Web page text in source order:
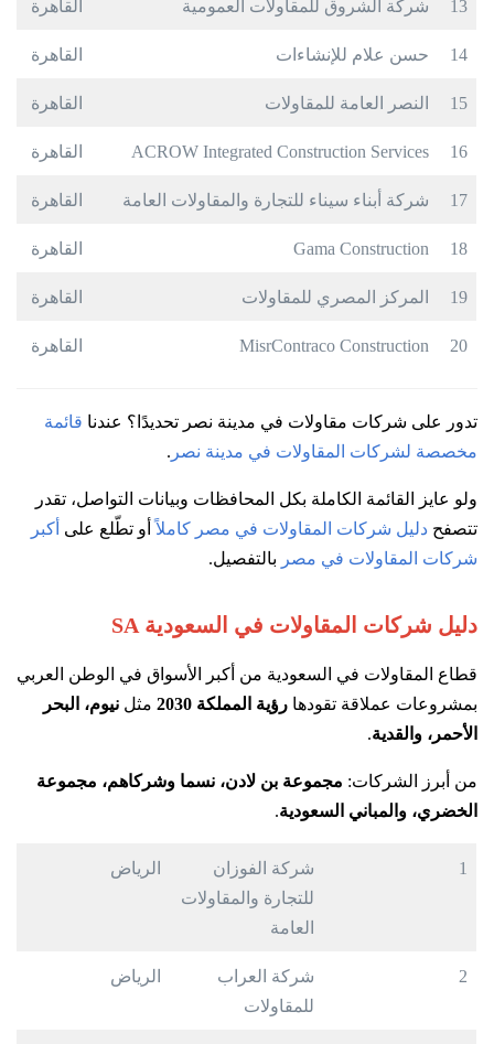
13 شركة الشروق للمقاولات العمومية القاهرة
14 حسن علام للإنشاءات القاهرة
15 النصر العامة للمقاولات القاهرة
16
ACROW Integrated Construction Services القاهرة
17 شركة أبناء سيناء للتجارة والمقاولات العامة القاهرة
18
Gama Construction القاهرة
19 المركز المصري للمقاولات القاهرة
20
MisrContraco Construction القاهرة
تدور على شركات مقاولات في مدينة نصر تحديدًا؟ عندنا قائمة
مخصصة لشركات المقاولات في مدينة نصر .
ولو عايز القائمة الكاملة بكل المحافظات وبيانات التواصل، تقدر
تتصفح دليل شركات المقاولات في مصر كاملاًأو تطّلع على أكبر
شركات المقاولات في مصر بالتفصيل.
دليل شركات المقاولات في السعودية SA
قطاع المقاولات في السعودية من أكبر الأسواق في الوطن العربي
بمشروعات عملاقة تقودها رؤية المملكة 2030 مثل نيوم، البحر
الأحمر، والقدية.
من أبرز الشركات: مجموعة بن لادن، نسما وشركاهم، مجموعة
الخضري، والمباني السعودية.
1
شركة الفوزان
للتجارة والمقاولات
العامة
الرياض
2
شركة العراب
للمقاولات
الرياض